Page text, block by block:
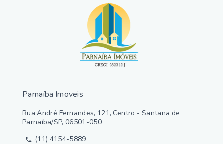
Parnaíba Imoveis
Rua André Fernandes, 121, Centro - Santana de
Parnaíba/SP, 06501-050
(11) 4154-5889